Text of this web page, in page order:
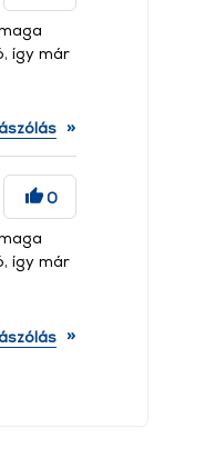
így már
»
0
így már
»